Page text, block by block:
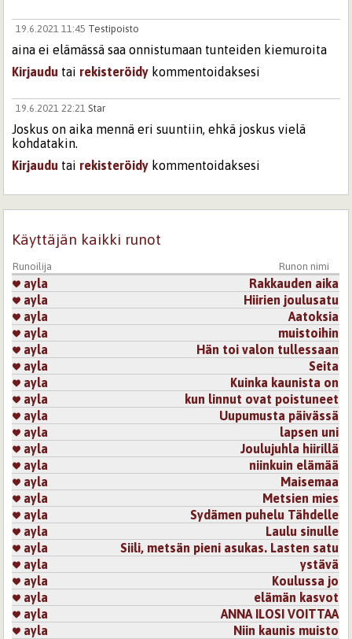
19.6.2021 11:45 Testipoisto
aina ei elämässä saa onnistumaan tunteiden kiemuroita
Kirjaudu tai rekisteröidy kommentoidaksesi
19.6.2021 22:21 Star
Joskus on aika mennä eri suuntiin, ehkä joskus vielä
kohdatakin.
Kirjaudu tai rekisteröidy kommentoidaksesi
Sivut
Käyttäjän kaikki runot
Runoilija Runon nimi
ayla
Rakkauden aika
ayla
Hiirien joulusatu
ayla
Aatoksia
ayla
muistoihin
ayla
Hän toi valon tullessaan
ayla
Seita
ayla
Kuinka kaunista on
ayla
kun linnut ovat poistuneet
ayla
Uupumusta päivässä
ayla
lapsen uni
ayla
Joulujuhla hiirillä
ayla
niinkuin elämää
ayla
Maisemaa
ayla
Metsien mies
ayla
Sydämen puhelu Tähdelle
ayla
Laulu sinulle
ayla
Siili, metsän pieni asukas. Lasten satu
ayla
ystävä
ayla
Koulussa jo
ayla
elämän kasvot
ayla
ANNA ILOSI VOITTAA
ayla
Niin kaunis muisto